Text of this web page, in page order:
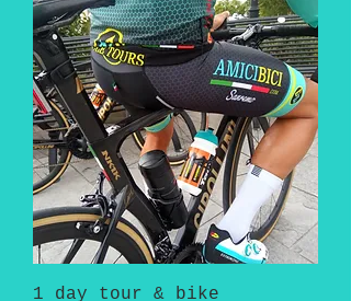
1 day tour & bike